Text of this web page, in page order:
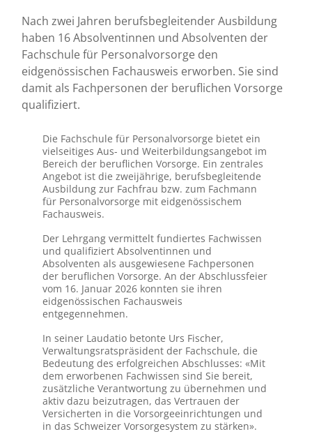
Nach zwei Jahren berufsbegleitender Ausbildung
haben 16 Absolventinnen und Absolventen der
Fachschule für Personalvorsorge den
eidgenössischen Fachausweis erworben. Sie sind
damit als Fachpersonen der beruflichen Vorsorge
qualifiziert.
Die Fachschule für Personalvorsorge bietet ein
vielseitiges Aus- und Weiterbildungsangebot im
Bereich der beruflichen Vorsorge. Ein zentrales
Angebot ist die zweijährige, berufsbegleitende
Ausbildung zur Fachfrau bzw. zum Fachmann
für Personalvorsorge mit eidgenössischem
Fachausweis.
Der Lehrgang vermittelt fundiertes Fachwissen
und qualifiziert Absolventinnen und
Absolventen als ausgewiesene Fachpersonen
der beruflichen Vorsorge. An der Abschlussfeier
vom 16. Januar 2026 konnten sie ihren
eidgenössischen Fachausweis
entgegennehmen.
In seiner Laudatio betonte Urs Fischer,
Verwaltungsratspräsident der Fachschule, die
Bedeutung des erfolgreichen Abschlusses: «Mit
dem erworbenen Fachwissen sind Sie bereit,
zusätzliche Verantwortung zu übernehmen und
aktiv dazu beizutragen, das Vertrauen der
Versicherten in die Vorsorgeeinrichtungen und
in das Schweizer Vorsorgesystem zu stärken».